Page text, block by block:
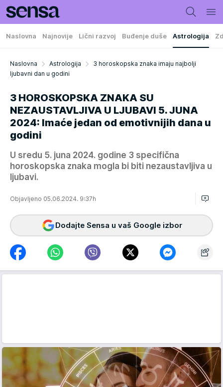
Naslovna Najnovije Lični razvoj Buđenje duše Astrologija
Naslovna Astrologija
3 horoskopska znaka imaju najbolji
ljubavni dan u godini
3 HOROSKOPSKA ZNAKA SU
NEZAUSTAVLJIVA U LJUBAVI 5. JUNA
2024: Imaće jedan od emotivnijih dana u
godini
U sredu 5. juna 2024. godine 3 specifična
horoskopska znaka mogla bi biti nezaustavljiva u
ljubavi.
Objavljeno 05.06.2024. 9:37h
Dodajte Sensa u vaš Google izbor